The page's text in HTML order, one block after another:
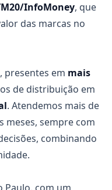
InfoMoney, que
das marcas no
, presentes em mais
de distribuição em
. Atendemos mais de
meses, sempre com
combinando